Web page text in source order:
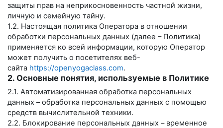
защиты прав на неприкосновенность частной жизни,
личную и семейную тайну.
1.2. Настоящая политика Оператора в отношении
обработки персональных данных (далее – Политика)
применяется ко всей информации, которую Оператор
может получить о посетителях веб-
сайта https://openyogaclass.com.
2. Основные понятия, используемые в Политике
2.1. Автоматизированная обработка персональных
данных – обработка персональных данных с помощью
средств вычислительной техники.
2.2. Блокирование персональных данных – временное